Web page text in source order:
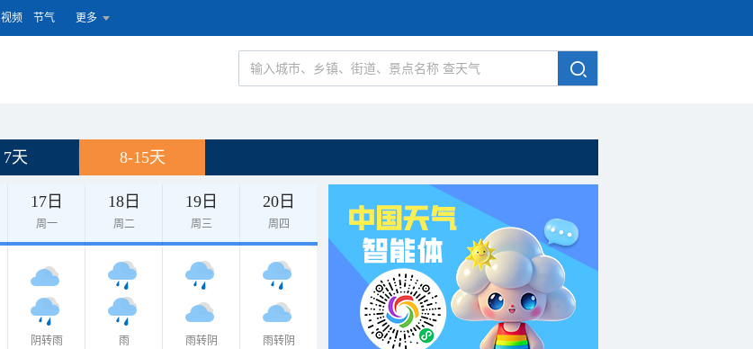
视频 节气 更多
7天 8-15天
17日
周一
18日
周二
19日
周三
20日
周四
阴转雨 雨 雨转阴 雨转阴